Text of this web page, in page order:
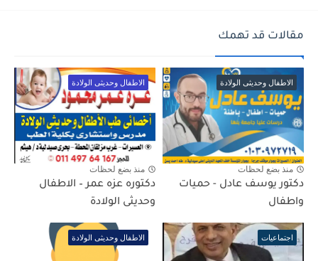
مقالات قد تهمك
الاطفال وحديثى الولادة
منذ بضع لحظات
دكتور يوسف عادل - حميات
واطفال
الاطفال وحديثى الولادة
منذ بضع لحظات
دكتوره عزه عمر – الاطفال
وحديثى الولادة
اجتماعيات الاطفال وحديثى الولادة